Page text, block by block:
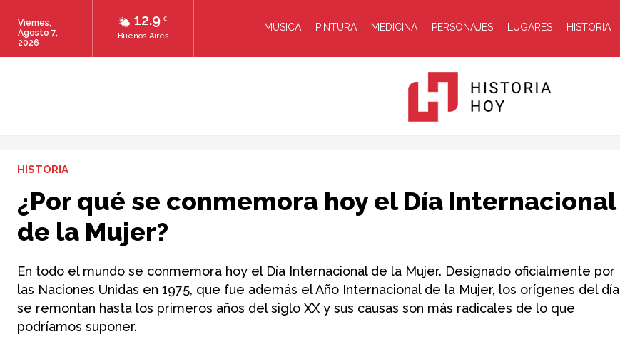
12.9 C
Buenos Aires
Viernes,
Agosto 7,
2026
MÚSICA PINTURA MEDICINA PERSONAJES LUGARES HISTORIA
Hoy
HISTORIA
¿Por qué se conmemora hoy el Día Internacional
de la Mujer?
En todo el mundo se conmemora hoy el Día Internacional de la Mujer. Designado oficialmente por
las Naciones Unidas en 1975, que fue además el Año Internacional de la Mujer, los orígenes del día
se remontan hasta los primeros años del siglo XX y sus causas son más radicales de lo que
podríamos suponer.